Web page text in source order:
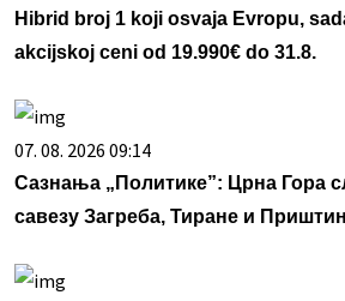
Hibrid broj 1 koji osvaja Evropu,
akcijskoj ceni od 19.990€ do 31.8.
07. 08. 2026 09:14
Сазнања „Политике”: Црна Гора
савезу Загреба, Тиране и